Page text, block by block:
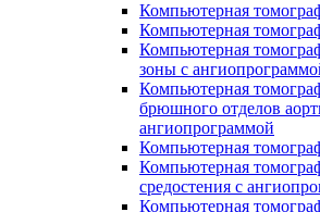
Компьютерная
Компьютерная
Компьютерная
зоны с
Компьютерная
брюшного отделов
ангиопрограммой
Компьютерная
Компьютерная
средостения с
Компьютерная